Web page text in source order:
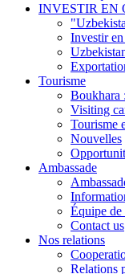
INVESTIR EN
Investir
Tourisme
Boukhara
Visiting
Tourisme
Nouvelles
Ambassade
Équipe de
Contact us
Nos relations
Relations